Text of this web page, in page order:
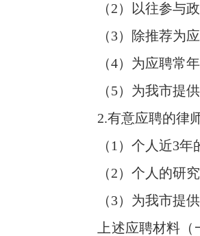
（2）以往参与政
（3）除推荐为应
（4）为应聘常年
（5）为我市提供
2.有意应聘的律师
（1）个人近3年的
（2）个人的研究
（3）为我市提供
上述应聘材料（一